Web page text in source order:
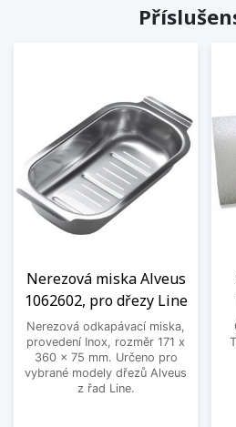
Nerezová miska Alveus
1062602, pro dřezy Line
Nerezová odkapávací miska,
provedení Inox, rozměr 171 x
360 x 75 mm. Určeno pro
vybrané modely dřezů Alveus
z řad Line.